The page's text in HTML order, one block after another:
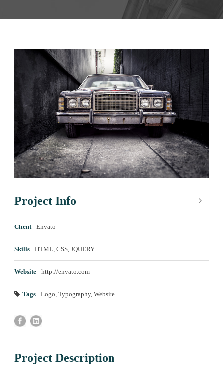
Project Info
Client Envato
Skills HTML, CSS, JQUERY
Website http://envato.com
Tags Logo, Typography, Website
Project Description